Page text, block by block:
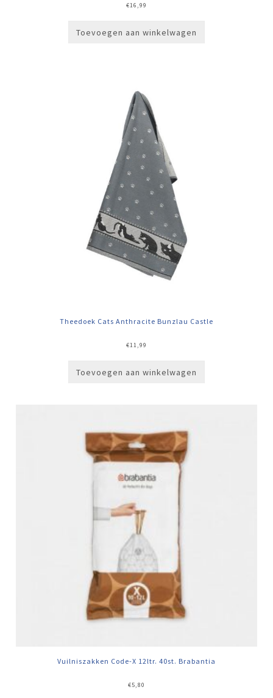
€16,99
Toevoegen aan winkelwagen
Theedoek Cats Anthracite Bunzlau Castle
€11,99
Toevoegen aan winkelwagen
Vuilniszakken Code-X 12ltr. 40st. Brabantia
€5,80